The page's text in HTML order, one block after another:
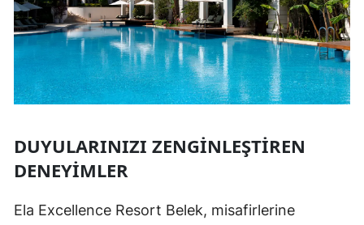
DUYULARINIZI ZENGINLEŞTIREN
DENEYIMLER
Ela Excellence Resort Belek, misafirlerine